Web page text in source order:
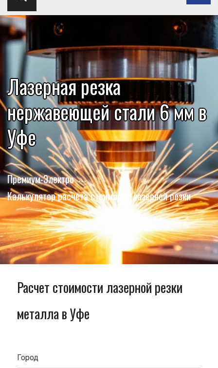
Лазерная резка
нержавеющей стали 6 мм в
Уфе
Премиум-Электро
Калькулятор расчета стоимости лазерной резки
Расчет стоимости лазерной резки
металла в Уфе
Город